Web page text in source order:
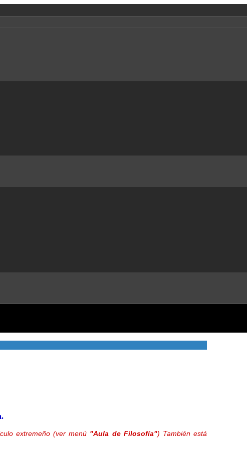
extremeño (ver menú "Aula de Filosofía") También está